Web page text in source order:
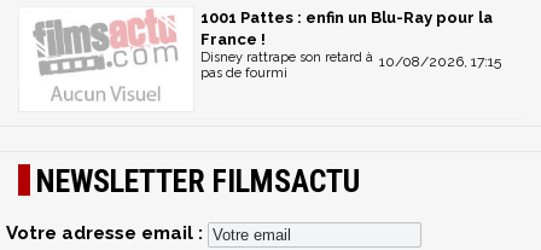
1001 Pattes : enfin un Blu-Ray pour la
France !
10/08/2026, 17:15
Disney rattrape son retard à
pas de fourmi
NEWSLETTER FILMSACTU
Votre adresse email :